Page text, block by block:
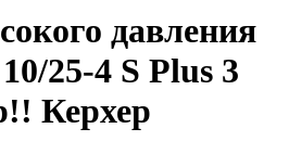
давления
25-4 S Plus 3
Керхер